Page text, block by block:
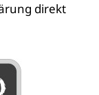
direkt